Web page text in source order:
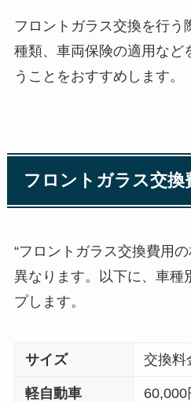
フロントガラス交換を行う
種類、車両保険の適用など
うことをおすすめします。
フロントガラス交換
“フロントガラス交換費用
異なります。以下に、車種
プします。
サイズ 交換料
軽自動車 60,000